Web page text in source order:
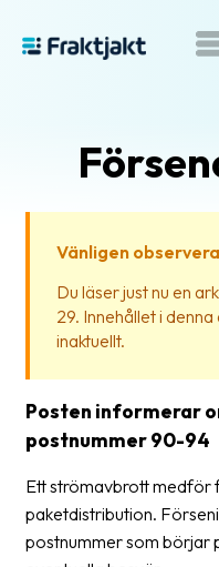
Vad
Hjälp?
Vanliga
frågor
&
Vänligen observera
Du läser just nu en
29. Innehållet i
inaktuellt.
Posten informerar
postnummer 90-94
Ett strömavbrott medför
paketdistribution.
postnummer som börjar